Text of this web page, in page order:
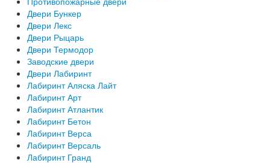
Двери Бункер
Двери Лекс
Двери Рыцарь
Двери Термодор
Заводские двери
Двери Лабиринт
Лабиринт Аляска Лайт
Лабиринт Арт
Лабиринт Атлантик
Лабиринт Бетон
Лабиринт Верса
Лабиринт Версаль
Лабиринт Гранд